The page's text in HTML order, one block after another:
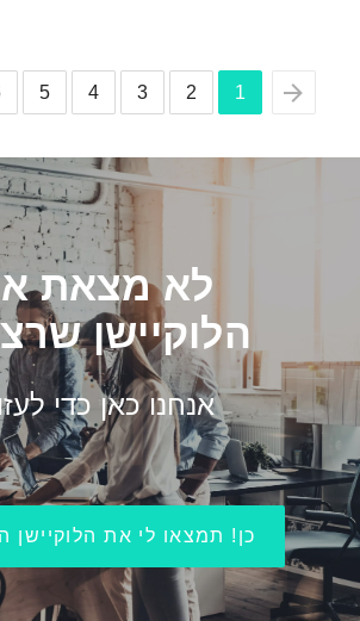
1
2
3
4
5
לא מצאת
הלוקיישן
אנחנו כאן כדי
כן! תמצאו לי את הלוקיישן